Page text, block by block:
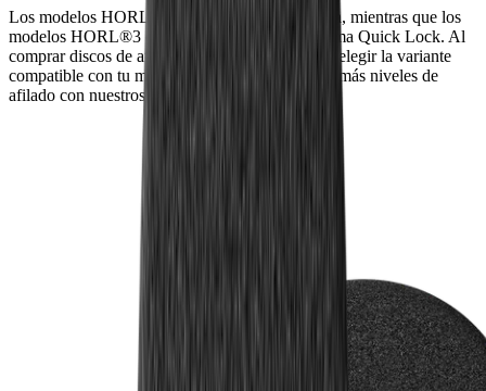
Los modelos HORL®2 tienen un cierre de rosca, mientras que los
modelos HORL®3 están equipados con el sistema Quick Lock. Al
comprar discos de afilado, asegúrate siempre de elegir la variante
compatible con tu modelo. Así podrás descubrir más niveles de
afilado con nuestros accesorios.